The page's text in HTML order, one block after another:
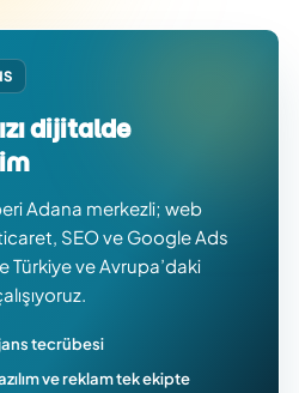
dijitalde
Adana merkezli; web
SEO ve Google Ads
Türkiye ve Avrupa’daki
tecrübesi
ve reklam tek ekipte